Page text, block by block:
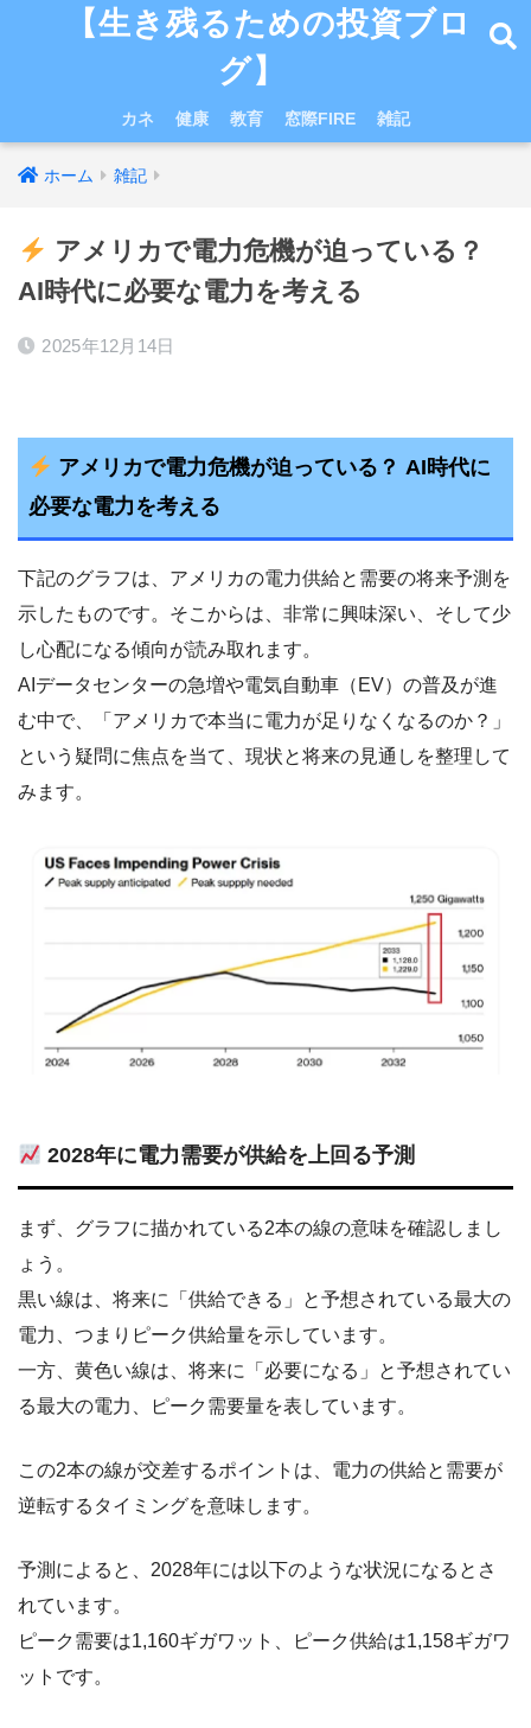
【生き残るための投資ブロ
グ】
カネ 健康 教育 窓際FIRE 雑記
ホーム 雑記
アメリカで電力危機が迫っている？
AI時代に必要な電力を考える
2025年12月14日
アメリカで電力危機が迫っている？ AI時代に
必要な電力を考える
下記のグラフは、アメリカの電力供給と需要の将来予測を
示したものです。そこからは、非常に興味深い、そして少
し心配になる傾向が読み取れます。
AIデータセンターの急増や電気自動車（EV）の普及が進
む中で、「アメリカで本当に電力が足りなくなるのか？」
という疑問に焦点を当て、現状と将来の見通しを整理して
みます。
2028年に電力需要が供給を上回る予測
まず、グラフに描かれている2本の線の意味を確認しまし
ょう。
黒い線は、将来に「供給できる」と予想されている最大の
電力、つまりピーク供給量を示しています。
一方、黄色い線は、将来に「必要になる」と予想されてい
る最大の電力、ピーク需要量を表しています。
この2本の線が交差するポイントは、電力の供給と需要が
逆転するタイミングを意味します。
予測によると、2028年には以下のような状況になるとさ
れています。
ピーク需要は1,160ギガワット、ピーク供給は1,158ギガワ
ットです。